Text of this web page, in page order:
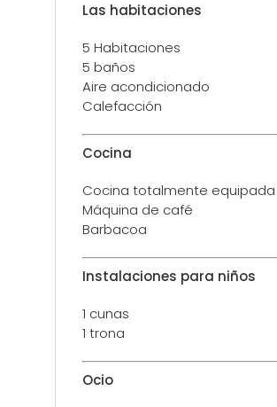
Las habitaciones
5 Habitaciones
5 baños
Aire acondicionado
Calefacción
Cocina
Cocina totalmente equipada
Máquina de café
Barbacoa
Instalaciones para niños
1 cunas
1 trona
Ocio